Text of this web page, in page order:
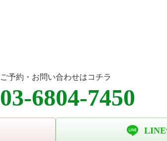
ご予約・お問い合わせはコチラ
03-6804-7450
LINE